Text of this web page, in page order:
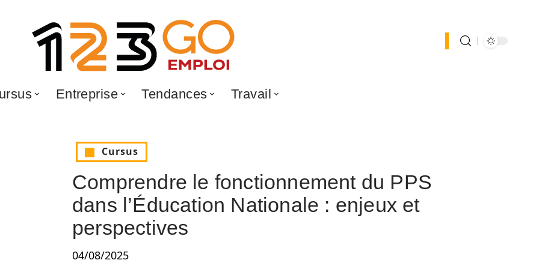
Entreprise Tendances Travail
Cursus
Comprendre le fonctionnement du PPS
dans l’Éducation Nationale : enjeux et
perspectives
04/08/2025